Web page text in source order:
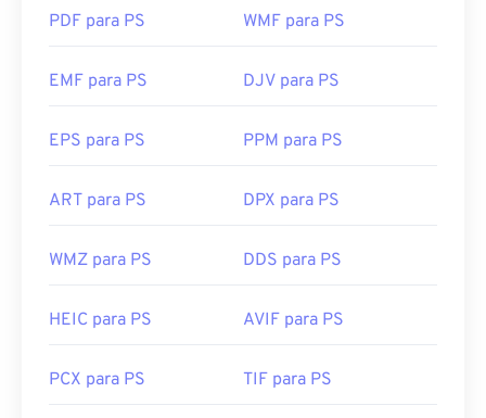
PDF para PS WMF para PS
EMF para PS DJV para PS
EPS para PS PPM para PS
ART para PS DPX para PS
WMZ para PS DDS para PS
HEIC para PS AVIF para PS
PCX para PS TIF para PS